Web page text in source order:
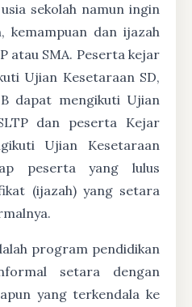
sekolah namun ingin
kemampuan dan ijazah
atau SMA. Peserta kejar
Ujian Kesetaraan SD,
dapat mengikuti Ujian
dan peserta Kejar
Ujian Kesetaraan
peserta yang lulus
(ijazah) yang setara
program pendidikan
setara dengan
yang terkendala ke